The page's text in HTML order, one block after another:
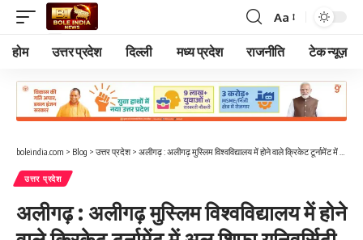
Font
Resizer
Aa
होम उत्तर प्रदेश दिल्ली मध्य प्रदेश राजनीति टेक न्यूज़
boleindia.com > Blog > उत्तर प्रदेश> अलीगढ़ : अलीगढ़ मुस्लिम विश्वविद्यालय में होने वाले क्रिकेट टूर्नामेंट में अल शिफा यूनिवर्सिटी की टीम का करणी सेना ने किया विरोध,
उत्तर प्रदेश
अलीगढ़ : अलीगढ़ मुस्लिम विश्वविद्यालय में होने